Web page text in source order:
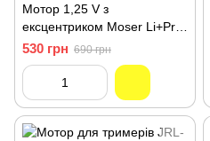
Мотор 1,25 V з
ексцентриком Moser Li+Pro
Mini 1584
530 грн 690 грн